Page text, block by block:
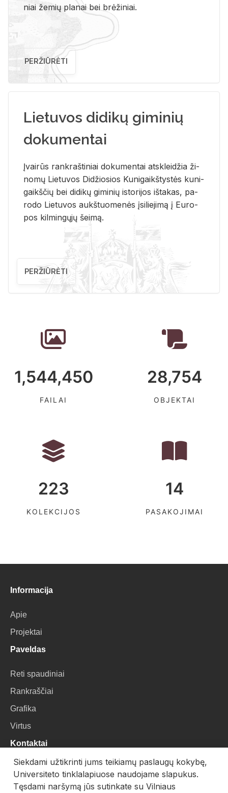
niai že­mių pla­nai bei brė­ži­niai.
PERŽIŪRĖTI
Lietuvos didikų giminių
dokumentai
Įvai­rūs rank­raš­ti­niai do­ku­men­tai at­sklei­džia ži­
no­mų Lie­tu­vos Di­džio­sios Ku­ni­gaikš­tys­tės ku­ni­
gaikš­čių bei di­di­kų gi­mi­nių is­to­ri­jos iš­ta­kas, pa­
ro­do Lie­tu­vos aukš­tuo­me­nės įsi­lie­ji­mą į Eu­ro­
pos kil­min­gų­jų šei­mą.
PERŽIŪRĖTI
1,544,450
FAILAI
28,754
OBJEKTAI
223
KOLEKCIJOS
14
PASAKOJIMAI
Informacija
Apie
Projektai
Paveldas
Reti spaudiniai
Rankraščiai
Grafika
Virtus
Kontaktai
VU Biblioteka
Universiteto g. 3, LT-01122, Vilnius
Siekdami užtikrinti jums teikiamų paslaugų kokybę,
Universiteto tinklalapiuose naudojame slapukus.
Tęsdami naršymą jūs sutinkate su Vilniaus